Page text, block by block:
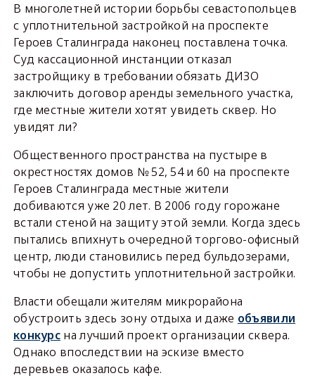
В многолетней истории борьбы севастопольцев
с уплотнительной застройкой на проспекте
Героев Сталинграда наконец поставлена точка.
Суд кассационной инстанции отказал
застройщику в требовании обязать ДИЗО
заключить договор аренды земельного участка,
где местные жители хотят увидеть сквер. Но
увидят ли?
Общественного пространства на пустыре в
окрестностях домов № 52, 54 и 60 на проспекте
Героев Сталинграда местные жители
добиваются уже 20 лет. В 2006 году горожане
встали стеной на защиту этой земли. Когда здесь
пытались впихнуть очередной торгово-офисный
центр, люди становились перед бульдозерами,
чтобы не допустить уплотнительной застройки.
Власти обещали жителям микрорайона
обустроить здесь зону отдыха и даже объявили
конкурс на лучший проект организации сквера.
Однако впоследствии на эскизе вместо
деревьев оказалось кафе.